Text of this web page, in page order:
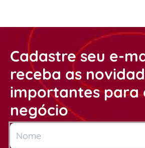
Cadastre seu e-
receba as
importantes para
negócio